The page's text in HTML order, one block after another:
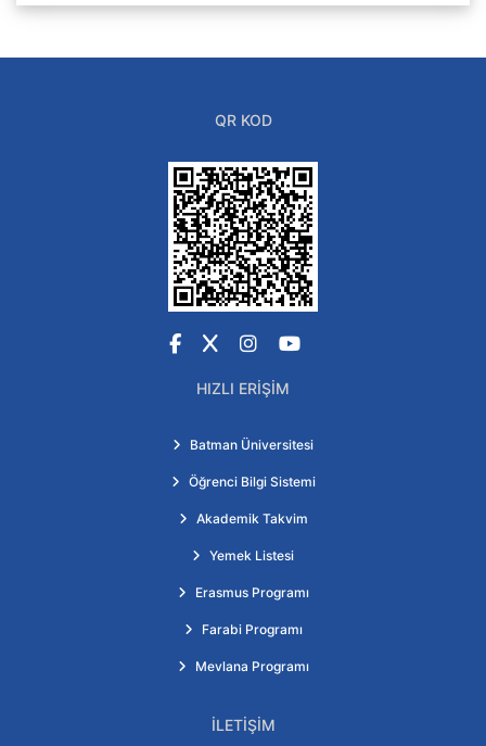
QR KOD
Facebook
X Instagram
YouTube
HIZLI ERIŞIM
Batman Üniversitesi
Öğrenci Bilgi Sistemi
Akademik Takvim
Yemek Listesi
Erasmus Programı
Farabi Programı
Mevlana Programı
İLETIŞIM